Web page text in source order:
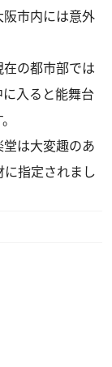
市内には意外
の都市部では
入ると能舞台
は大変趣のあ
に指定されまし